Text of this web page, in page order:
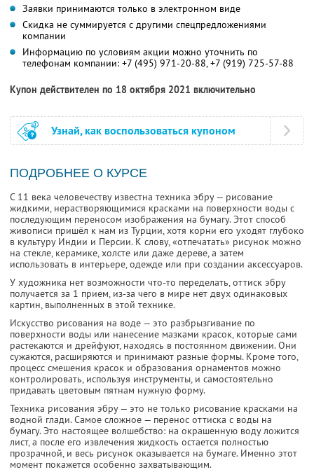
Заявки принимаются только в электронном виде
Скидка не суммируется с другими спецпредложениями
компании
Информацию по условиям акции можно уточнить по
телефонам компании: +7 (495) 971-20-88,+7 (919) 725-57-88
Купон действителен по 18 октября 2021 включительно
Узнай, как воспользоваться купоном
ПОДРОБНЕЕ О КУРСЕ
С 11 века человечеству известна техника эбру — рисование
жидкими, нерастворяющимися красками на поверхности воды с
последующим переносом изображения на бумагу. Этот способ
живописи пришёл к нам из Турции, хотя корни его уходят глубоко
в культуру Индии и Персии. К слову, «отпечатать» рисунок можно
на стекле, керамике, холсте или даже дереве, а затем
использовать в интерьере, одежде или при создании аксессуаров.
У художника нет возможности что-то переделать, оттиск эбру
получается за 1 прием, из-за чего в мире нет двух одинаковых
картин, выполненных в этой технике.
Искусство рисования на воде — это разбрызгивание по
поверхности воды или нанесение мазками красок, которые сами
растекаются и дрейфуют, находясь в постоянном движении. Они
сужаются, расширяются и принимают разные формы. Кроме того,
процесс смешения красок и образования орнаментов можно
контролировать, используя инструменты, и самостоятельно
придавать цветовым пятнам нужную форму.
Техника рисования эбру — это не только рисование красками на
водной глади. Самое сложное — перенос оттиска с воды на
бумагу. Это настоящее волшебство: на окрашенную воду ложится
лист, а после его извлечения жидкость остается полностью
прозрачной, и весь рисунок оказывается на бумаге. Именно этот
момент покажется особенно захватывающим.